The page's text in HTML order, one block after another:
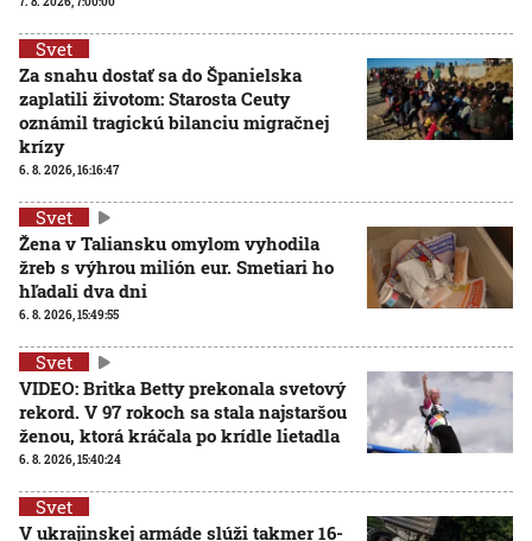
Svet
Za snahu dostať sa do Španielska
zaplatili životom: Starosta Ceuty
oznámil tragickú bilanciu migračnej
krízy
6. 8. 2026, 16:16:47
Svet
Žena v Taliansku omylom vyhodila
žreb s výhrou milión eur. Smetiari ho
hľadali dva dni
6. 8. 2026, 15:49:55
Svet
VIDEO: Britka Betty prekonala svetový
rekord. V 97 rokoch sa stala najstaršou
ženou, ktorá kráčala po krídle lietadla
6. 8. 2026, 15:40:24
Svet
V ukrajinskej armáde slúži takmer 16-